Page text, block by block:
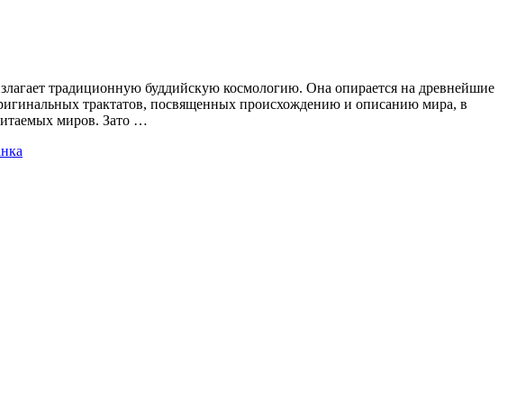
традиционную буддийскую космологию. Она опирается на древнейшие
трактатов, посвященных происхождению и описанию мира, в
миров. Зато …